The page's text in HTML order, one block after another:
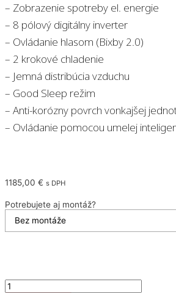
– Zobrazenie spotreby el. energie
– 8 pólový digitálny inverter
– Ovládanie hlasom (Bixby 2.0)
– 2 krokové chladenie
– Jemná distribúcia vzduchu
– Good Sleep režim
– Anti-korózny povrch vonkajšej
– Ovládanie pomocou umelej
1185,00 € s DPH
Potrebujete aj montáž?
množstvo